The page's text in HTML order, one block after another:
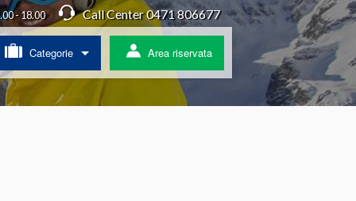
- 18.00 Call Center 0471 806677
Categorie Area riservata